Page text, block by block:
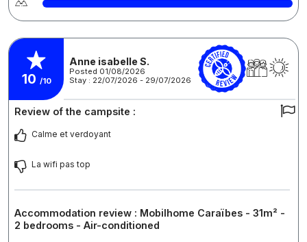
10 /10
Anne isabelle S.
Posted 01/08/2026
Stay : 22/07/2026 - 29/07/2026
Review of the campsite :
Calme et verdoyant
La wifi pas top
Accommodation review : Mobilhome Caraïbes - 31m² -
2 bedrooms - Air-conditioned